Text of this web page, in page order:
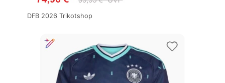
DFB 2026 Trikotshop